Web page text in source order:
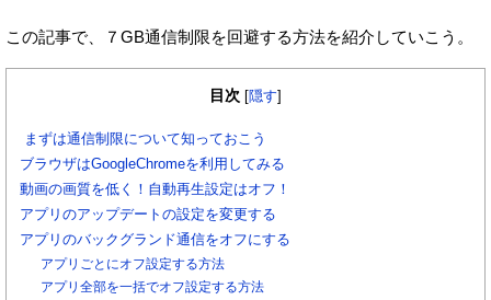
この記事で、７GB通信制限を回避する方法を紹介していこう。
目次 [隠す]
まずは通信制限について知っておこう
ブラウザはGoogleChromeを利用してみる
動画の画質を低く！自動再生設定はオフ！
アプリのアップデートの設定を変更する
アプリのバックグランド通信をオフにする
アプリごとにオフ設定する方法
アプリ全部を一括でオフ設定する方法